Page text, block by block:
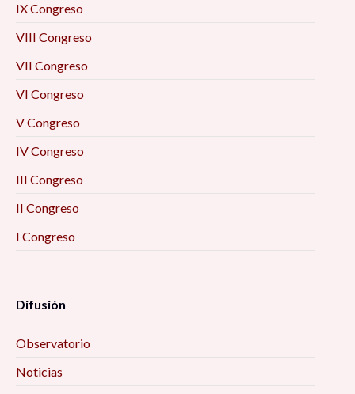
IX Congreso
VIII Congreso
VII Congreso
VI Congreso
V Congreso
IV Congreso
III Congreso
II Congreso
I Congreso
Difusión
Observatorio
Noticias